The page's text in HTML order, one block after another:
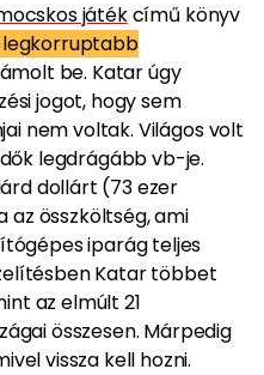
játékcímű könyv
be. Katar úgy
jogot, hogy sem
nem voltak. Világos volt
legdrágább vb-je.
dollárt (73 ezer
az összköltség, ami
iparág teljes
Katar többet
az elmúlt 21
összesen. Márpedig
vissza kell hozni.